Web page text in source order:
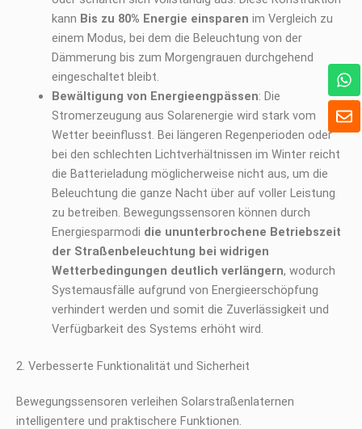
kann Bis zu 80% Energie einsparen im Vergleich zu
einem Modus, bei dem die Beleuchtung von der
Dämmerung bis zum Morgengrauen durchgehend
eingeschaltet bleibt.
Bewältigung von Energieengpässen: Die
Stromerzeugung aus Solarenergie wird stark vom
Wetter beeinflusst. Bei längeren Regenperioden oder
bei den schlechten Lichtverhältnissen im Winter reicht
die Batterieladung möglicherweise nicht aus, um die
Beleuchtung die ganze Nacht über auf voller Leistung
zu betreiben. Bewegungssensoren können durch
Energiesparmodi die ununterbrochene Betriebszeit
der Straßenbeleuchtung bei widrigen
Wetterbedingungen deutlich verlängern, wodurch
Systemausfälle aufgrund von Energieerschöpfung
verhindert werden und somit die Zuverlässigkeit und
Verfügbarkeit des Systems erhöht wird.
2. Verbesserte Funktionalität und Sicherheit
Bewegungssensoren verleihen Solarstraßenlaternen
intelligentere und praktischere Funktionen.
U
m
W
h
a
t
s